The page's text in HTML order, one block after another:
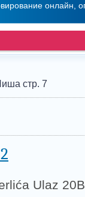
онлайн,
стр. 7
Ulaz